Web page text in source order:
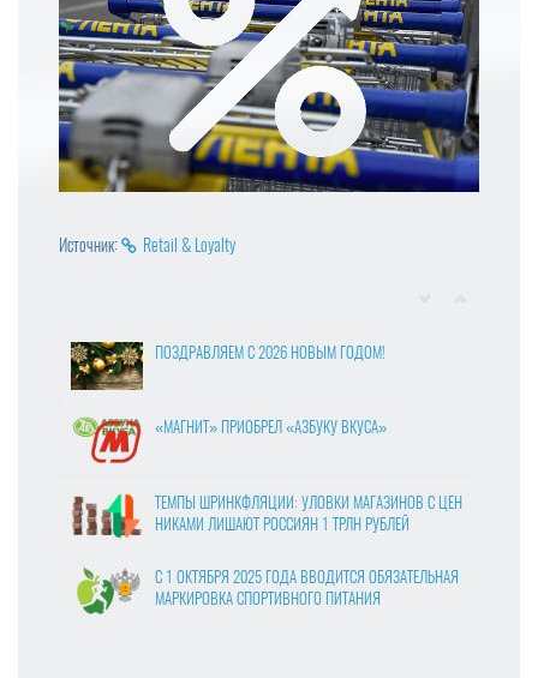
Источник: Retail & Loyalty
ПОЗДРАВЛЯЕМ С 2026 НОВЫМ ГОДОМ!
«МАГНИТ» ПРИОБРЕЛ «АЗБУКУ ВКУСА»
ТЕМПЫ ШРИНКФЛЯЦИИ: УЛОВКИ МАГАЗИНОВ С ЦЕН
НИКАМИ ЛИШАЮТ РОССИЯН 1 ТРЛН РУБЛЕЙ
С 1 ОКТЯБРЯ 2025 ГОДА ВВОДИТСЯ ОБЯЗАТЕЛЬНАЯ
МАРКИРОВКА СПОРТИВНОГО ПИТАНИЯ